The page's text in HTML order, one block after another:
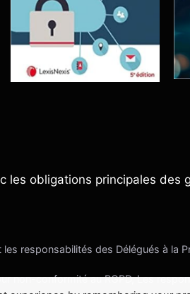
les obligations principales des
responsabilités des Délégués à la
non-conformité au RGPD, Les